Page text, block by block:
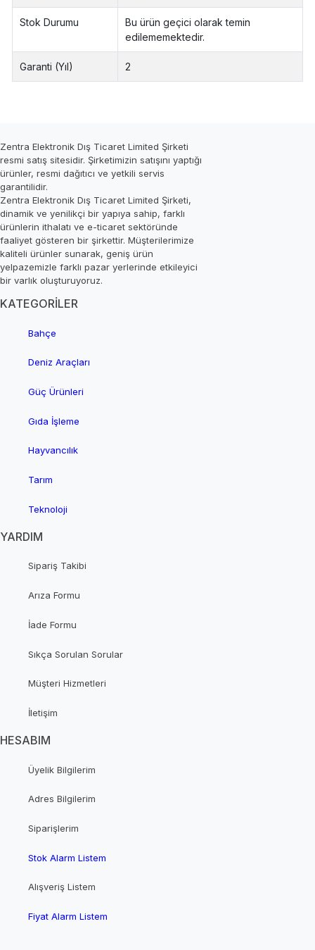
Stok Durumu
Bu ürün geçici olarak temin
edilememektedir.
Garanti (Yıl) 2
Zentra Elektronik Dış Ticaret Limited Şirketi
resmi satış sitesidir. Şirketimizin satışını yaptığı
ürünler, resmi dağıtıcı ve yetkili servis
garantilidir.
Zentra Elektronik Dış Ticaret Limited Şirketi,
dinamik ve yenilikçi bir yapıya sahip, farklı
ürünlerin ithalatı ve e-ticaret sektöründe
faaliyet gösteren bir şirkettir. Müşterilerimize
kaliteli ürünler sunarak, geniş ürün
yelpazemizle farklı pazar yerlerinde etkileyici
bir varlık oluşturuyoruz.
KATEGORİLER
Bahçe
Deniz Araçları
Güç Ürünleri
Gıda İşleme
Hayvancılık
Tarım
Teknoloji
YARDIM
Sipariş Takibi
Arıza Formu
İade Formu
Sıkça Sorulan Sorular
Müşteri Hizmetleri
İletişim
HESABIM
Üyelik Bilgilerim
Adres Bilgilerim
Siparişlerim
Stok Alarm Listem
Alışveriş Listem
Fiyat Alarm Listem